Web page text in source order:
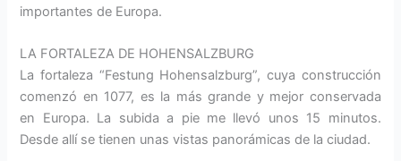
importantes de Europa.
LA FORTALEZA DE HOHENSALZBURG
La fortaleza “Festung Hohensalzburg”, cuya construcción
comenzó en 1077, es la más grande y mejor conservada
en Europa. La subida a pie me llevó unos 15 minutos.
Desde allí se tienen unas vistas panorámicas de la ciudad.